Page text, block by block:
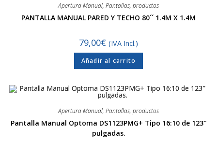
Apertura Manual, Pantallas, productos
PANTALLA MANUAL PARED Y TECHO 80´´ 1.4M X 1.4M
79,00€ (IVA Incl.)
Añadir al carrito
Apertura Manual, Pantallas, productos
Pantalla Manual Optoma DS1123PMG+ Tipo 16:10 de 123″
pulgadas.